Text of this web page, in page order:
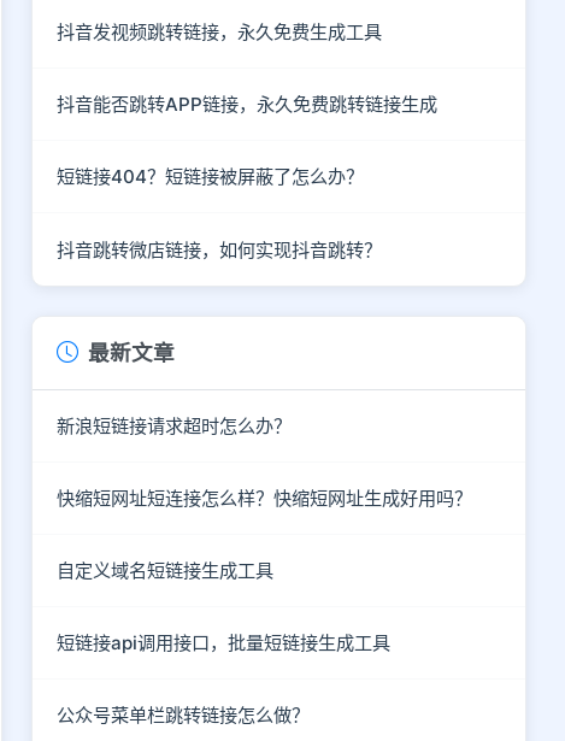
抖音发视频跳转链接，永久免费生成工具
抖音能否跳转APP链接，永久免费跳转链接生成
短链接404？短链接被屏蔽了怎么办？
抖音跳转微店链接，如何实现抖音跳转？
最新文章
新浪短链接请求超时怎么办？
快缩短网址短连接怎么样？快缩短网址生成好用吗？
自定义域名短链接生成工具
短链接api调用接口，批量短链接生成工具
公众号菜单栏跳转链接怎么做？